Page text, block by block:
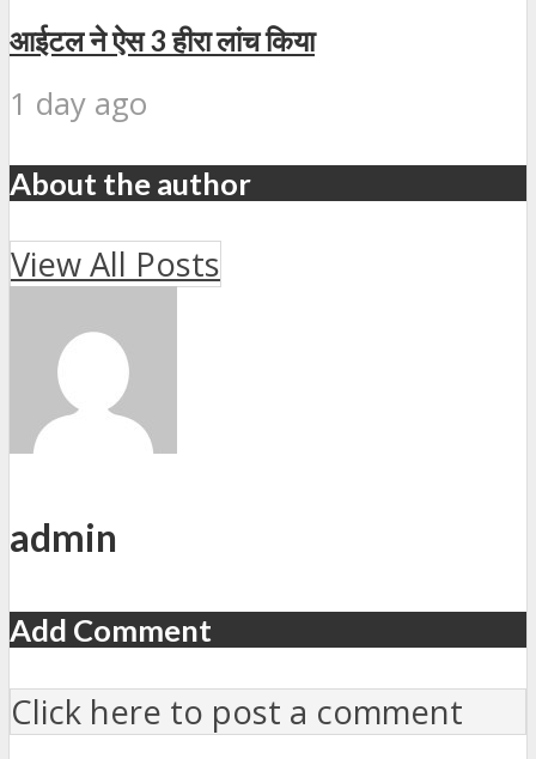
आईटल ने ऐस 3 हीरा लांच किया
1 day ago
About the author
View All Posts
admin
Add Comment
Click here to post a comment